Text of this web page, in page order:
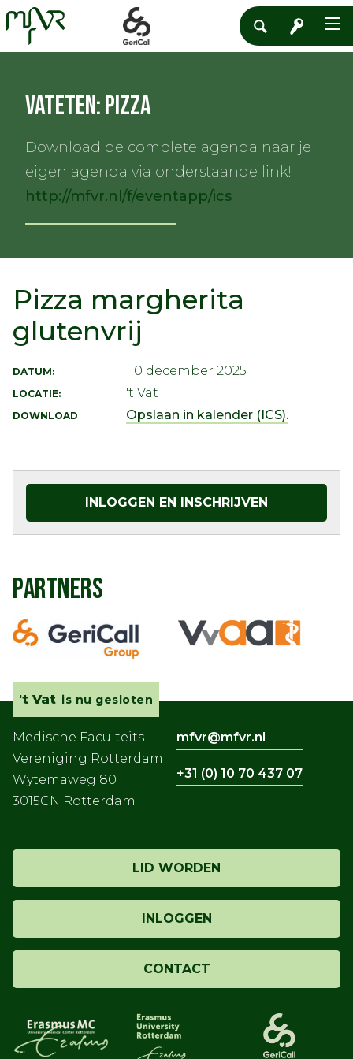
Vateten: Pizza
Download de complete agenda naar je
eigen agenda via onderstaande link!
http://mfvr.nl/f/eventapp/ics
Pizza margherita
glutenvrij
DATUM: 10 december 2025
LOCATIE: 't Vat
DOWNLOAD Opslaan in kalender (ICS).
INLOGGEN EN INSCHRIJVEN
PARTNERS
't Vat is nu gesloten
Medische Faculteits
Vereniging Rotterdam
Wytemaweg 80
3015CN Rotterdam
LID WORDEN
INLOGGEN
CONTACT
mfvr@mfvr.nl
+31 (0) 10 70 437 07